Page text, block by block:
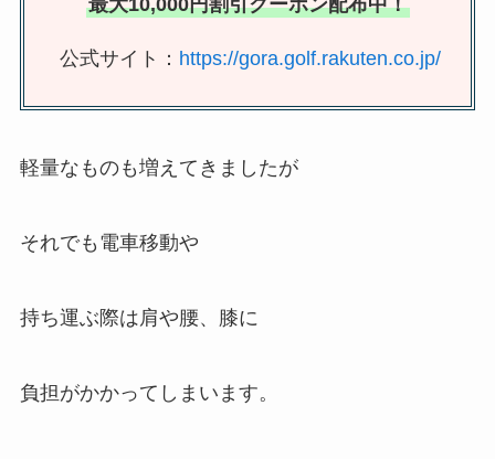
公式サイト： https://gora.golf.rakuten.co.jp/
軽量なものも増えてきましたが
それでも電車移動や
持ち運ぶ際は肩や腰、膝に
負担がかかってしまいます。